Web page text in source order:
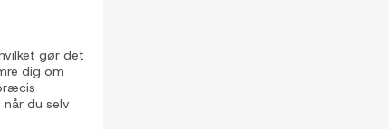
gør det
dig om
du selv